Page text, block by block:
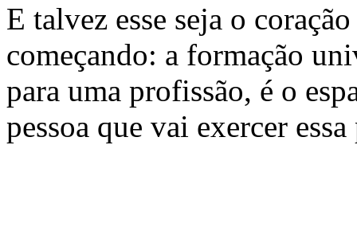
E talvez esse seja o
começando: a formação
para uma profissão, é o
pessoa que vai exercer